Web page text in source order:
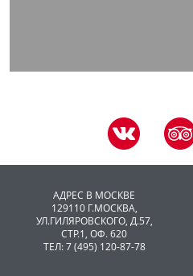
АДРЕС В МОСКВЕ
129110 Г.МОСКВА,
УЛ.ГИЛЯРОВСКОГО, Д.57,
СТР.1, ОФ. 620
ТЕЛ: 7 (495) 120-87-78